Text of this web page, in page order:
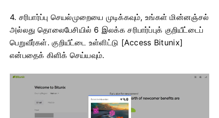
4. சரிபார்ப்பு செயல்முறையை முடிக்கவும், உங்கள் மின்னஞ்சல்
அல்லது தொலைபேசியில் 6 இலக்க சரிபார்ப்புக் குறியீட்டைப்
பெறுவீர்கள்.குறியீட்டை உள்ளிட்டு [Access Bitunix]
என்பதைக் கிளிக் செய்யவும்.